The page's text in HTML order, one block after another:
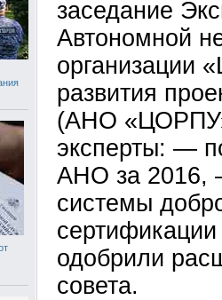
заседание
Автономной
организации
развития
(АНО
эксперты: —
АНО за 2016,
системы
одобрили
совета.